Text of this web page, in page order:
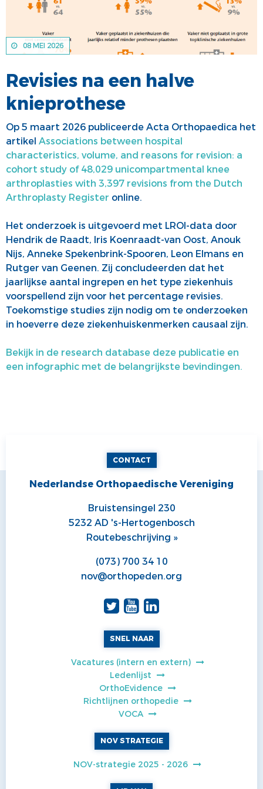
PRIJZEN EN LEZINGEN
VACATUREBANK
PERSCONTACT
MEDISCHE INDUSTRIE
GEDRAGSREGELS
08 MEI 2026
Revisies na een halve
knieprothese
Op 5 maart 2026 publiceerde Acta Orthopaedica het
artikel Associations between hospital
characteristics, volume, and reasons for revision: a
cohort study of 48,029 unicompartmental knee
arthroplasties with 3,397 revisions from the Dutch
Arthroplasty Register online.
Het onderzoek is uitgevoerd met LROI-data door
Hendrik de Raadt, Iris Koenraadt-van Oost, Anouk
Nijs, Anneke Spekenbrink-Spooren, Leon Elmans en
Rutger van Geenen. Zij concludeerden dat het
jaarlijkse aantal ingrepen en het type ziekenhuis
voorspellend zijn voor het percentage revisies.
Toekomstige studies zijn nodig om te onderzoeken
in hoeverre deze ziekenhuiskenmerken causaal zijn.
Bekijk in de research database deze publicatie en
een infographic met de belangrijkste bevindingen.
CONTACT
Nederlandse Orthopaedische Vereniging
Bruistensingel 230
5232 AD 's-Hertogenbosch
Routebeschrijving »
(073) 700 34 10
nov@orthopeden.org
SNEL NAAR
Vacatures (intern en extern)
Ledenlijst
OrthoEvidence
Richtlijnen orthopedie
VOCA
NOV STRATEGIE
NOV-strategie 2025 - 2026